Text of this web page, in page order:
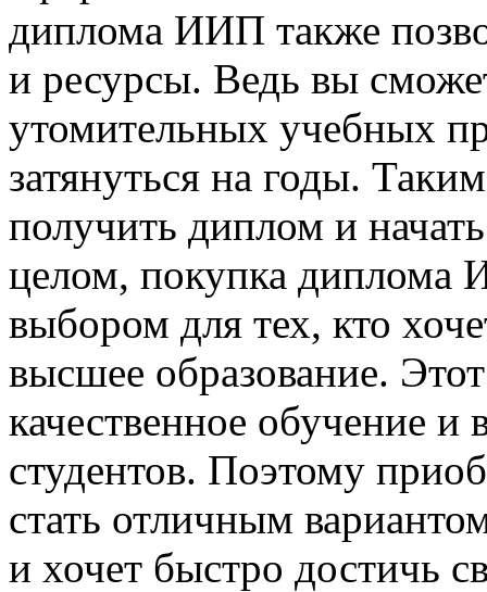
диплома ИИП также
и ресурсы. Ведь вы
утомительных учебных
затянуться на годы.
получить диплом и
целом, покупка диплома
выбором для тех, кто
высшее образование.
качественное обучение и
студентов. Поэтому
стать отличным
и хочет быстро достичь